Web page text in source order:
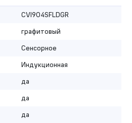
CVI904SFLDGR
графитовый
Сенсорное
Индукционная
да
да
да